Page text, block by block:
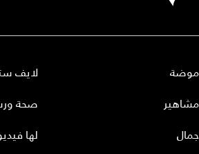
موضة
مشاهير
جمال
لايف
صحة
لها